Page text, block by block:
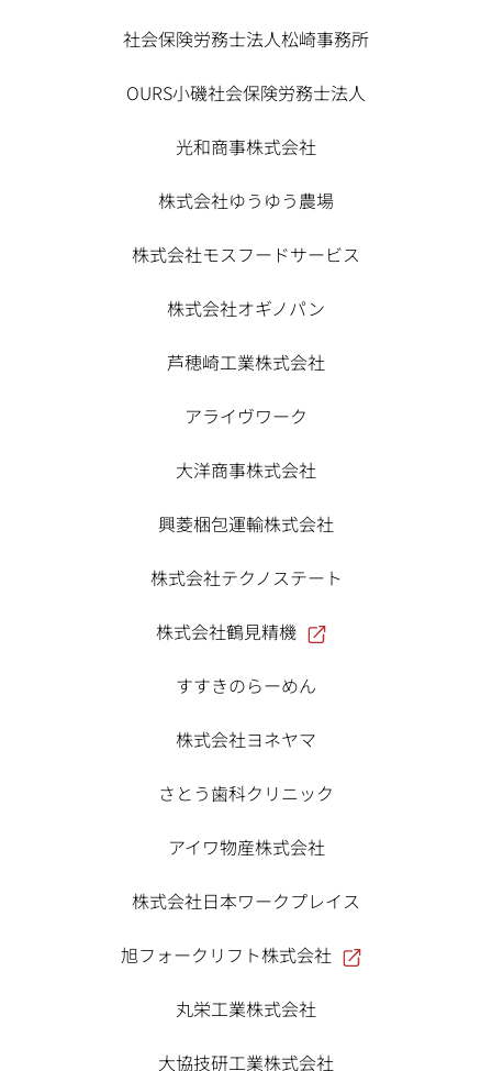
社会保険労務士法人松崎事務所
OURS小磯社会保険労務士法人
光和商事株式会社
株式会社ゆうゆう農場
株式会社モスフードサービス
株式会社オギノパン
芦穂崎工業株式会社
アライヴワーク
大洋商事株式会社
興菱梱包運輸株式会社
株式会社テクノステート
株式会社鶴見精機
すすきのらーめん
株式会社ヨネヤマ
さとう歯科クリニック
アイワ物産株式会社
株式会社日本ワークプレイス
旭フォークリフト株式会社
丸栄工業株式会社
大協技研工業株式会社